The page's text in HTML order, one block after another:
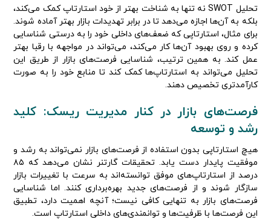
تحلیل SWOT نه تنها به شناخت بهتر از خود استارتاپ کمک می‌کند،
بلکه به آن‌ها اجازه می‌دهد تا در برابر تهدیدات بازار بهتر آماده شوند.
برای مثال، استارتاپی که ضعف‌های داخلی خود را به درستی شناسایی
کرده و روی بهبود آن‌ها کار می‌کند، می‌تواند در مواجهه با رقبا بهتر
عمل کند. به همین ترتیب، شناسایی فرصت‌های بازار از طریق این
تحلیل می‌تواند به استارتاپ‌ها کمک کند تا منابع خود را به صورت
کارآمدتری تخصیص دهند.
فرصت‌های بازار در کنار مدیریت ریسک: کلید
رشد و توسعه
هیچ استارتاپی بدون استفاده از فرصت‌های بازار نمی‌تواند به رشد و
موفقیت پایدار دست یابد. تحقیقات گارتنر نشان می‌دهد که ۸۵
درصد از استارتاپ‌های موفق توانسته‌اند به سرعت با تغییرات بازار
سازگار شوند و از فرصت‌های جدید بهره‌برداری کنند. اما شناسایی
فرصت‌های بازار به تنهایی کافی نیست؛ آنچه اهمیت دارد، تطبیق
این فرصت‌ها با ظرفیت‌ها و توانمندی‌های داخلی استارتاپ است.